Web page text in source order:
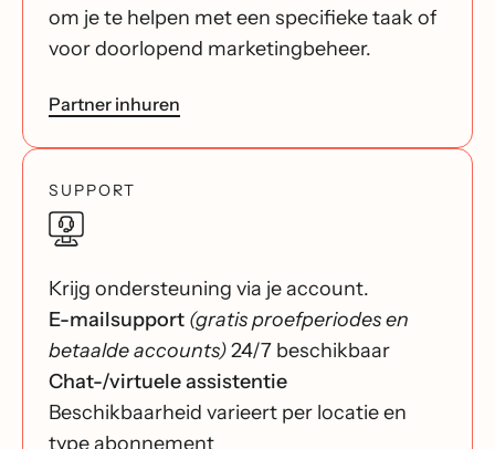
om je te helpen met een specifieke taak of
voor doorlopend marketingbeheer.
Partner inhuren
SUPPORT
Krijg ondersteuning via je account.
E-mailsupport (gratis proefperiodes en
betaalde accounts)24/7 beschikbaar
Chat-/virtuele assistentie
Beschikbaarheid varieert per locatie en
type abonnement